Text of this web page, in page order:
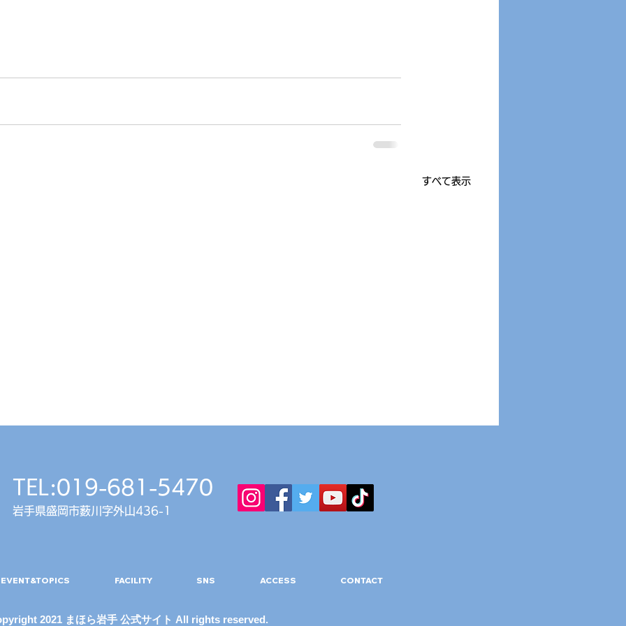
すべて表示
『FARM TO GRILL』
TEL:019-681-5470
岩手県盛岡市薮川字外山436-1
EVENT&TOPICS FACILITY SNS ACCESS CONTACT
2021 まほら岩手 公式サイト All rights reserved.